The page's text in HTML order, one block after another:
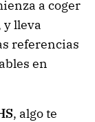
a coger
lleva
referencias
en
, algo te